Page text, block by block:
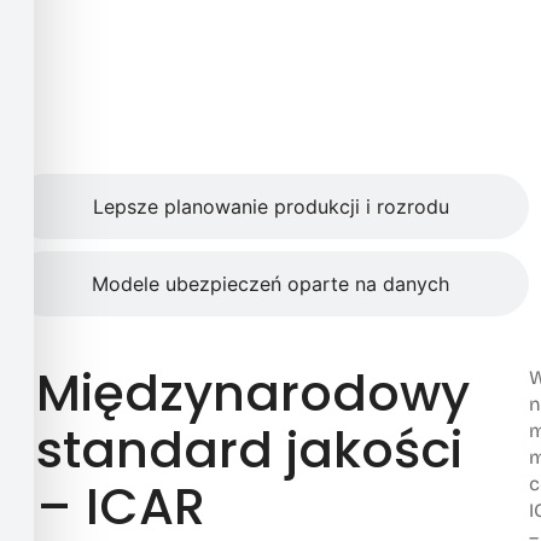
Lepsze planowanie produkcji i rozrodu
Modele ubezpieczeń oparte na danych
Międzynarodowy
standard jakości
– ICAR